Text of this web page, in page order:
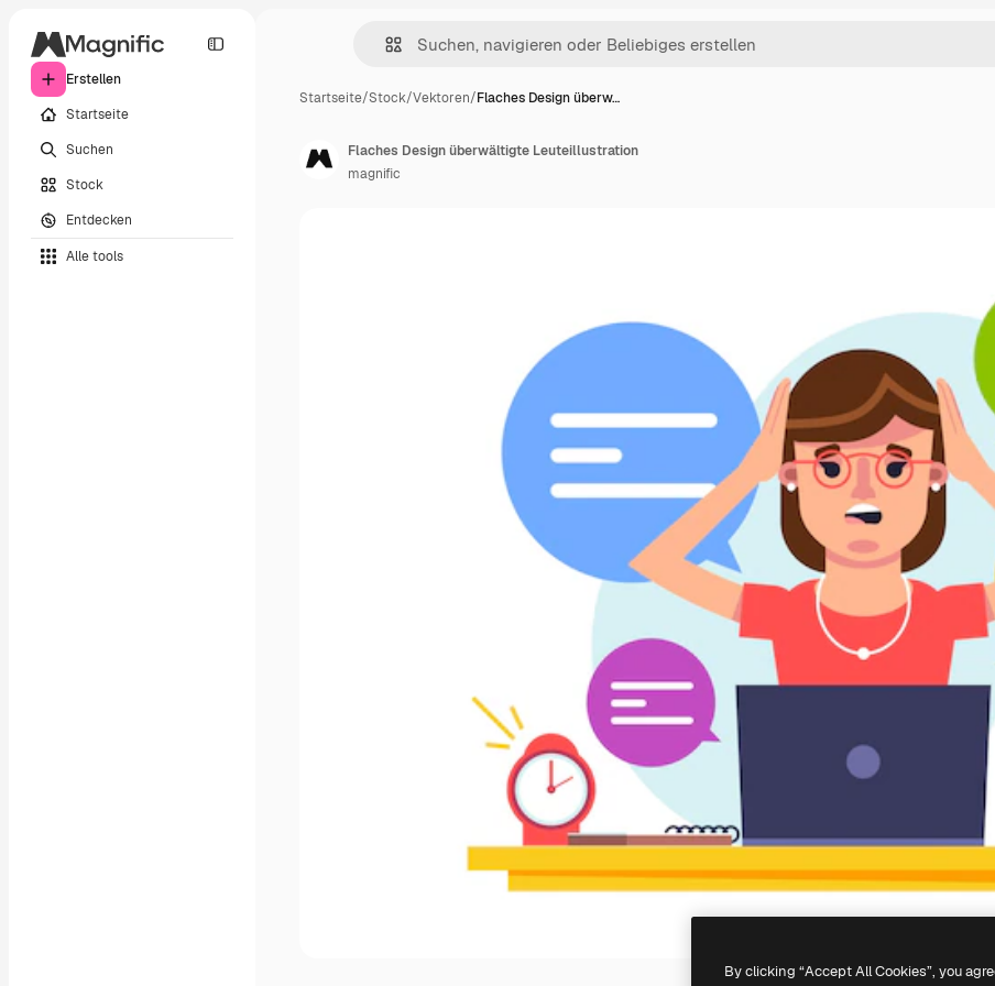
Erstellen
Startseite
Suchen
Stock
Entdecken
Alle tools
Startseite/Stock/Vektoren/Flaches Design überw…
Flaches Design überwältigte Leuteillustration
magnific
By clicking “Accept All Cookies”, you